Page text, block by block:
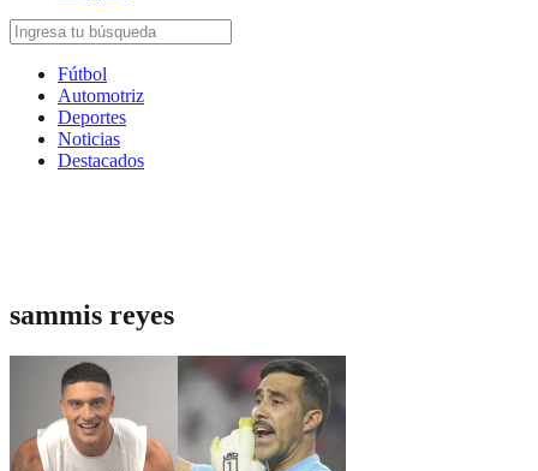
Fútbol
Automotriz
Deportes
Noticias
Destacados
sammis reyes